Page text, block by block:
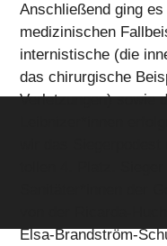
Anschließend ging
medizinischen
internistische (die
das chirurgische
Verletzungen) sowie
Sanitäter*innen der
von der Ricarda-
Elsa-Brandström-